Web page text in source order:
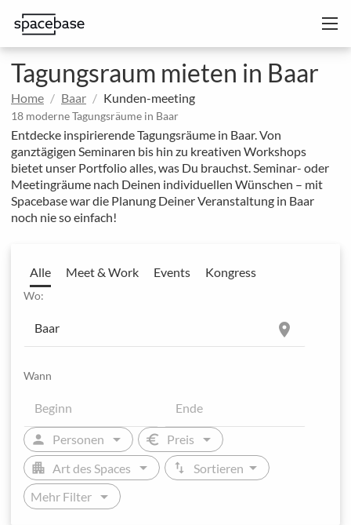
Tagungsraum mieten in Baar
Home Baar Kunden-meeting
18 moderne Tagungsräume in Baar
Entdecke inspirierende Tagungsräume in Baar. Von
ganztägigen Seminaren bis hin zu kreativen Workshops
bietet unser Portfolio alles, was Du brauchst. Seminar- oder
Meetingräume nach Deinen individuellen Wünschen – mit
Spacebase war die Planung Deiner Veranstaltung in Baar
noch nie so einfach!
Alle Meet & Work Events Kongress
Wo:
location_on
Wann
person Personen arrow_drop_down euro Preis arrow_drop_down
apartment Art des Spaces arrow_drop_down swap_vert Sortieren arrow_drop_down
Mehr Filter arrow_drop_down